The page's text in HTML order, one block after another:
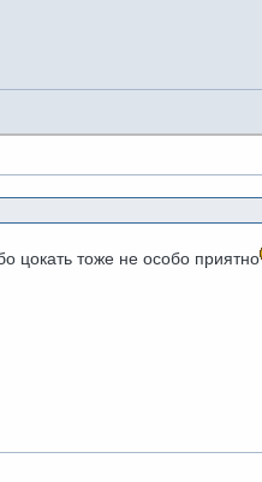
цокать тоже не особо приятно